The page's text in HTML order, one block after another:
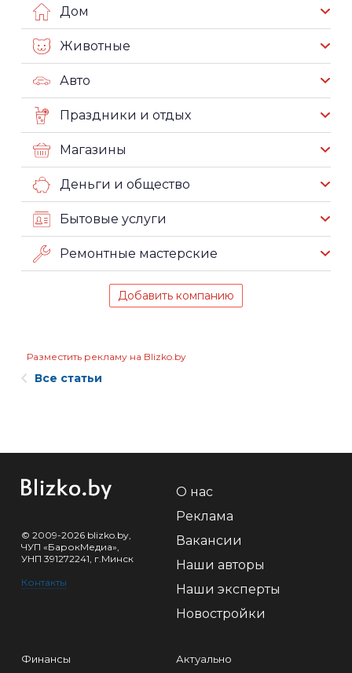
Дом
Животные
Авто
Праздники и отдых
Магазины
Деньги и общество
Бытовые услуги
Ремонтные мастерские
Добавить компанию
Разместить рекламу на Blizko.by
Все статьи
© 2009-2026 blizko.by,
ЧУП «БарокМедиа»,
УНП 391272241, г.Минск
Контакты
О нас
Реклама
Вакансии
Наши авторы
Наши эксперты
Новостройки
Финансы
Актуально